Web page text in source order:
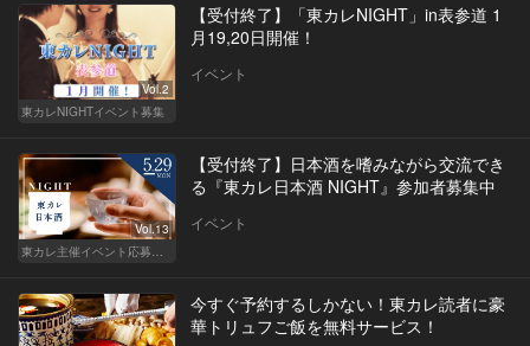
Vol.2
東カレNIGHTイベント募集
【受付終了】「東カレNIGHT」in表参道 1
月19,20日開催！
イベント
Vol.13
東カレ主催イベント応募詳細記事一覧
【受付終了】日本酒を嗜みながら交流でき
る『東カレ日本酒 NIGHT』参加者募集中
イベント
今すぐ予約するしかない！東カレ読者に豪
華トリュフご飯を無料サービス！